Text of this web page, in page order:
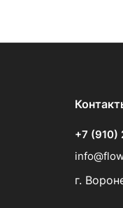
+7 (910)
г.